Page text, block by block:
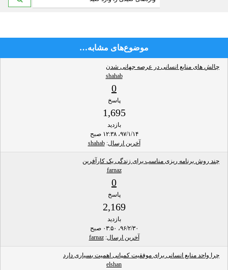
موضوع‌های مشابه…
چالش های منابع انسانی در عرصه جهانی شدن
shahab
0
پاسخ
1,695
بازدید
۹۷/۱/۱۴، ۱۲:۳۸ صبح
آخرین ارسال:
shahab
چند روش برنامه ریزی مناسب برای زندگی یک کارآفرین
farnaz
0
پاسخ
2,169
بازدید
۹۶/۲/۳۰، ۰۳:۵۰ صبح
آخرین ارسال:
farnaz
چرا واحد منابع انسانی برای موفقیت کمپانی اهمیت بسیاری دارد
elshan